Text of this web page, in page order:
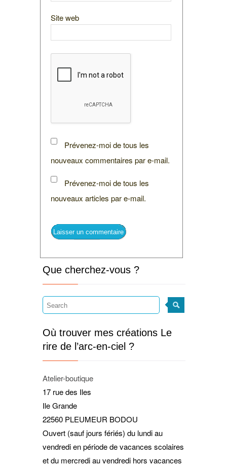
Site web
Prévenez-moi de tous les
nouveaux commentaires par e-mail.
Prévenez-moi de tous les
nouveaux articles par e-mail.
Que cherchez-vous ?
Où trouver mes créations Le
rire de l’arc-en-ciel ?
Atelier-boutique
17 rue des Iles
Ile Grande
22560 PLEUMEUR BODOU
Ouvert (sauf jours fériés) du lundi au
vendredi en période de vacances scolaires
et du mercredi au vendredi hors vacances